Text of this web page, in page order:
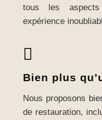
tous les
expérience

Bien plus
Nous proposons
de restauration,